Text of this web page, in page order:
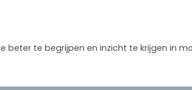
beter te begrijpen en inzicht te krijgen in